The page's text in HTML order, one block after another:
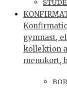
gymnast,
kollektion
menukort,